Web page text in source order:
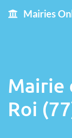
Mairies
Mairie
Roi